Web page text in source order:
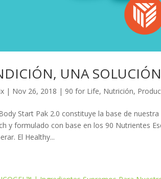
UNA SOLUCIÓN
| Nov 26, 2018 | 90 for Life, Nutrición,
Start Pak 2.0 constituye la base de
y formulado con base en los 90 Nutrientes
El Healthy...